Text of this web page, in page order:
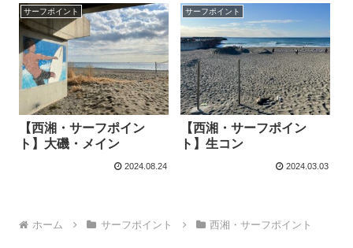
サーフポイント
【西湘・サーフポイン
ト】大磯・メイン
2024.08.24
サーフポイント
【西湘・サーフポイン
ト】生コン
2024.03.03
ホーム サーフポイント 西湘・サーフポイント